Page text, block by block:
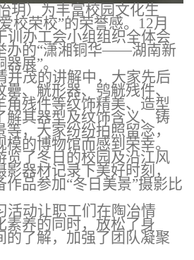
玥）为丰富校园文化生
校荣校”的荣誉感。12月
训办工会小组组织全体会
办的“潇湘铜华——湖南新
展”。
并茂的讲解中，大家先后
、觥形器、鸮觥残件、
角残件等纹饰精美、造型
解其器型及纹饰含义、铸
，大家纷纷拍照留念，
的博物馆而感到荣幸。
览了冬日的校园及沿江风
器材记录下美好时刻，
作品参加“冬日美景”摄影比
活动让职工们在陶冶情
素养的同时，放松了身
的了解，加强了团队凝聚